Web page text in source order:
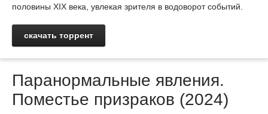
половины XIX века, увлекая зрителя в водоворот событий.
скачать торрент
Паранормальные явления.
Поместье призраков (2024)